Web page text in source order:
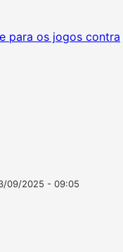
para os jogos contra
09/2025 - 09:05